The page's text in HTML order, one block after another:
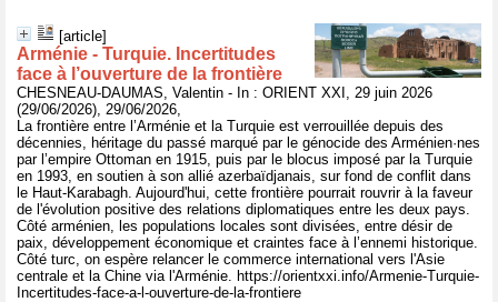
[article]
Arménie - Turquie. Incertitudes
face à l’ouverture de la frontière
CHESNEAU-DAUMAS, Valentin - In : ORIENT XXI, 29 juin 2026
(29/06/2026), 29/06/2026,
La frontière entre l’Arménie et la Turquie est verrouillée depuis des
décennies, héritage du passé marqué par le génocide des Arménien·nes
par l’empire Ottoman en 1915, puis par le blocus imposé par la Turquie
en 1993, en soutien à son allié azerbaïdjanais, sur fond de conflit dans
le Haut-Karabagh. Aujourd'hui, cette frontière pourrait rouvrir à la faveur
de l'évolution positive des relations diplomatiques entre les deux pays.
Côté arménien, les populations locales sont divisées, entre désir de
paix, développement économique et craintes face à l’ennemi historique.
Côté turc, on espère relancer le commerce international vers l'Asie
centrale et la Chine via l'Arménie. https://orientxxi.info/Armenie-Turquie-
Incertitudes-face-a-l-ouverture-de-la-frontiere